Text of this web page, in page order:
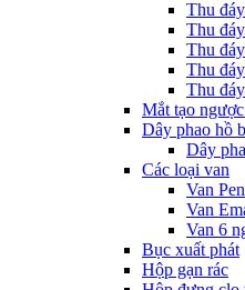
Thu
Thu
Thu
Thu
Thu
Mắt tạo
Dây phao hồ
Dây
Các loại van
Van
Van
Van 6
Bục xuất phát
Hộp gạn rác